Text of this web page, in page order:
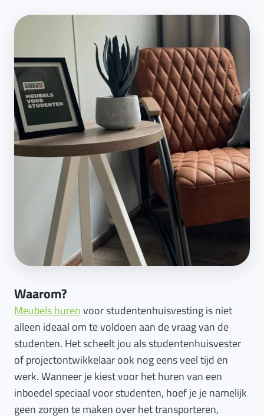
Waarom?
Meubels hurenvoor studentenhuisvesting is niet
alleen ideaal om te voldoen aan de vraag van de
studenten. Het scheelt jou als studentenhuisvester
of projectontwikkelaar ook nog eens veel tijd en
werk. Wanneer je kiest voor het huren van een
inboedel speciaal voor studenten, hoef je je namelijk
geen zorgen te maken over het transporteren,